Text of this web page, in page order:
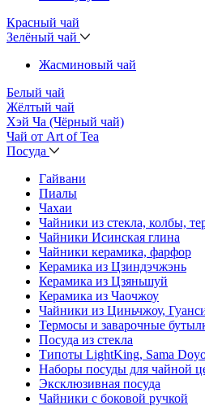
Красный чай
Зелёный чай
Жасминовый чай
Белый чай
Жёлтый чай
Хэй Ча (Чёрный чай)
Чай от Art of Tea
Посуда
Гайвани
Пиалы
Чахаи
Чайники из стекла, колбы,
Чайники Исинская глина
Чайники керамика, фарфор
Керамика из Цзиндэчжэнь
Керамика из Цзяньшуй
Керамика из Чаочжоу
Чайники из Циньчжоу,
Термосы и заварочные
Посуда из стекла
Типоты LightKing, Sama
Наборы посуды для чайной
Эксклюзивная посуда
Чайники с боковой ручкой